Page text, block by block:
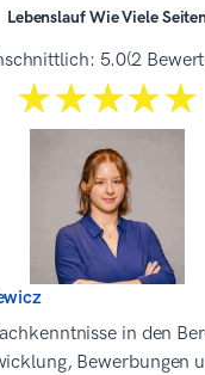
Lebenslauf Wie Viele
5.0(2
☆☆☆☆☆
★★★★★
in den
Bewerbungen